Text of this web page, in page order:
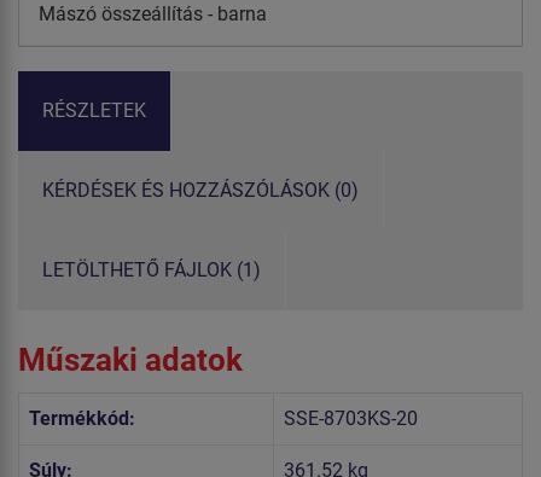
Mászó összeállítás - barna
RÉSZLETEK
KÉRDÉSEK ÉS HOZZÁSZÓLÁSOK (0)
LETÖLTHETŐ FÁJLOK (1)
Műszaki adatok
Termékkód: SSE-8703KS-20
Súly: 361.52 kg